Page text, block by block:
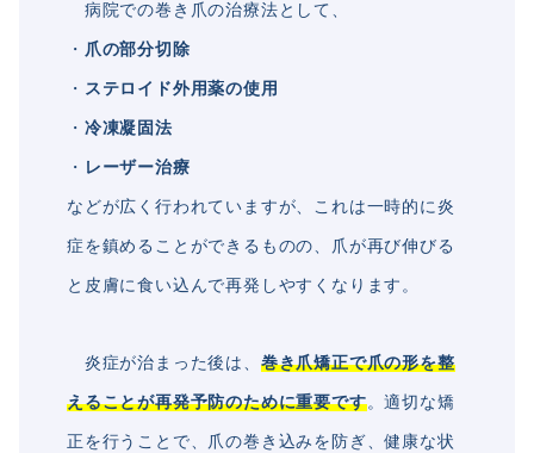
病院での巻き爪の治療法として、
・ 爪の部分切除
・ ステロイド外用薬の使用
・ 冷凍凝固法
・ レーザー治療
などが広く行われていますが、これは一時的に炎
症を鎮めることができるものの、爪が再び伸びる
と皮膚に食い込んで再発しやすくなります。
炎症が治まった後は、 巻き爪矯正で爪の形を整
えることが再発予防のために重要です。適切な矯
正を行うことで、爪の巻き込みを防ぎ、健康な状